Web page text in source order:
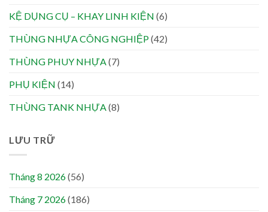
KỆ DỤNG CỤ – KHAY LINH KIỆN (6)
THÙNG NHỰA CÔNG NGHIỆP(42)
THÙNG PHUY NHỰA(7)
PHỤ KIỆN (14)
THÙNG TANK NHỰA(8)
LƯU TRỮ
Tháng 8 2026(56)
Tháng 7 2026(186)